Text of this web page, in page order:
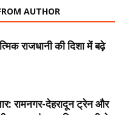
AUTHOR
राजधानी की दिशा में बढ़े
रामनगर-देहरादून ट्रेन और